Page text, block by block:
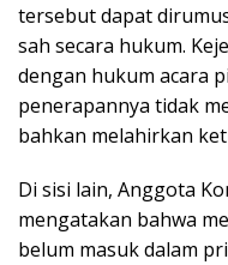
tersebut dapat
sah secara hukum.
dengan hukum acara
penerapannya tidak
bahkan melahirkan
Di sisi lain, Anggota
mengatakan bahwa
belum masuk dalam